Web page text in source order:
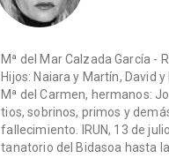
Mª del Mar Calzada García -
Hijos: Naiara y Martín, David
Mª del Carmen, hermanos:
tios, sobrinos, primos y
fallecimiento. IRUN, 13 de
tanatorio del Bidasoa hasta